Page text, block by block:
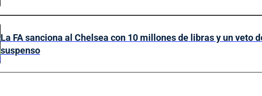
La FA sanciona al Chelsea con 10 millones de libras y un veto
suspenso